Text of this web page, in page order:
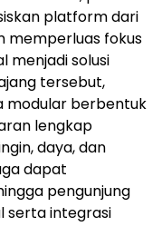
platform dari
memperluas fokus
menjadi solusi
tersebut,
modular berbentuk
lengkap
daya, dan
dapat
pengunjung
serta integrasi